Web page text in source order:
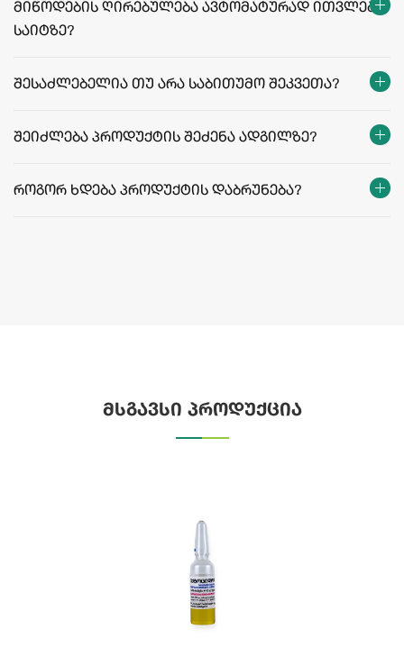
მიწოდების ღირებულება ავტომატურად ითვლება
საიტზე?
შესაძლებელია თუ არა საბითუმო შეკვეთა?
შეიძლება პროდუქტის შეძენა ადგილზე?
როგორ ხდება პროდუქტის დაბრუნება?
მსგავსი პროდუქცია